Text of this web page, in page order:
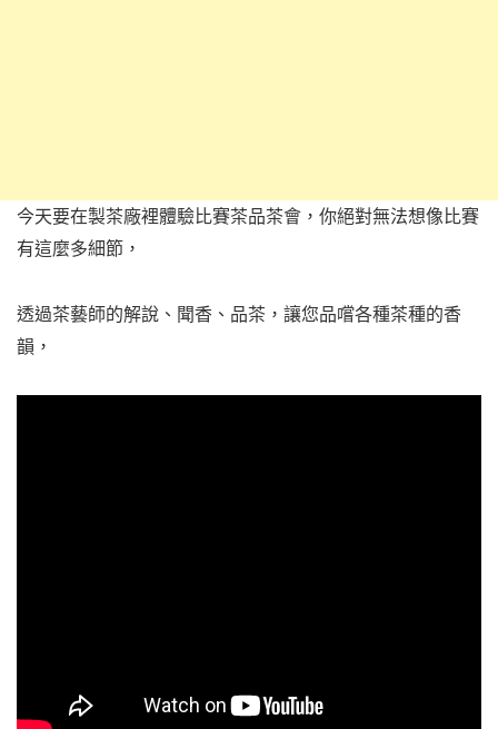
今天要在製茶廠裡體驗比賽茶品茶會，你絕對無法想像比賽
有這麼多細節，
透過茶藝師的解說、聞香、品茶，讓您品嚐各種茶種的香
韻，